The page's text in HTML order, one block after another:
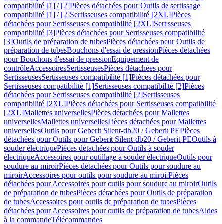
compatibilité [1] / [2]Pièces détachées pour Outils de sertissage
compatibilité [1] / [2]Sertisseuses compatibilité [2XL]Pièces
détachées pour Sertisseuses compatibilité [2XL]Sertisseuses
compatibilité [3]Pièces détachées pour Sertisseuses compatibilité
[3]Outils de préparation de tubesPièces détachées pour Outils de
préparation de tubesBouchons d'essai de pressionPièces détachées
pour Bouchons d'essai de pressionEquipement de
contrôleAccessoiresSertisseusesPièces détachées pour
SertisseusesSertisseuses compatibilité [1]Pièces détachées pour
Sertisseuses compatibilité [1]Sertisseuses compatibilité [2]Pièces
détachées pour Sertisseuses compatibilité [2]Sertisseuses
compatibilité [2XL]Pièces détachées pour Sertisseuses compatibilité
[2XL]Mallettes universellesPièces détachées pour Mallettes
universellesMallettes universellesPièces détachées pour Mallettes
universellesOutils pour Geberit Silent-db20 / Geberit PEPièces
détachées pour Outils pour Geberit Silent-db20 / Geberit PEOutils à
souder électriquePièces détachées pour Outils à souder
électriqueAccessoires pour outillage à souder électriqueOutils pour
soudure au miroirPièces détachées pour Outils pour soudure au
miroirAccessoires pour outils pour soudure au miroirPièces
détachées pour Accessoires pour outils pour soudure au miroirOutils
de préparation de tubesPièces détachées pour Outils de préparation
de tubesAccessoires pour outils de préparation de tubesPièces
détachées pour Accessoires pour outils de préparation de tubesAides
à la commandeTélécommandes